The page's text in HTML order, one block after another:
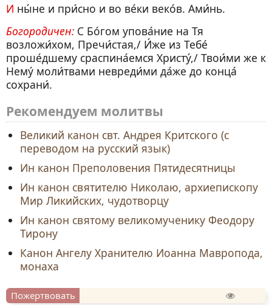
И ны́не и при́сно и во ве́ки веко́в. Ами́нь.
Богородичен: С Бо́гом упова́ние на Тя
возложи́хом, Пречи́стая,/ И́же из Тебе́
проше́дшему сраспина́емся Христу́,/ Твои́ми же к
Нему́ моли́твами невреди́ми да́же до конца́
сохрани́.
Рекомендуем молитвы
Великий канон свт. Андрея Критского (с
переводом на русский язык)
Ин канон Преполовения Пятидесятницы
Ин канон святителю Николаю, архиепископу
Мир Ликийских, чудотворцу
Ин канон святому великомученику Феодору
Тирону
Канон Ангелу Хранителю Иоанна Мавропода,
монаха
Пожертвовать